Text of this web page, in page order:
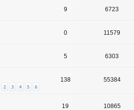
9 6723
0 11579
5 6303
2 3 4 5 6
138 55384
19 10865